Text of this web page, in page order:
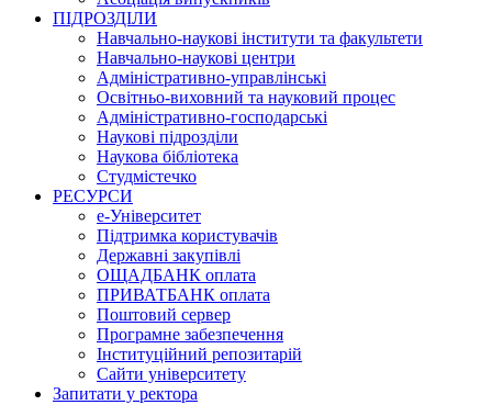
ПІДРОЗДІЛИ
Навчально-наукові інститути та факультети
Навчально-наукові центри
Адміністративно-управлінські
Освітньо-виховний та науковий процес
Адміністративно-господарські
Наукові підрозділи
Наукова бібліотека
Студмістечко
РЕСУРСИ
е-Університет
Підтримка користувачів
Державні закупівлі
ОЩАДБАНК оплата
ПРИВАТБАНК оплата
Поштовий сервер
Програмне забезпечення
Інституційний репозитарій
Сайти університету
Запитати у ректора